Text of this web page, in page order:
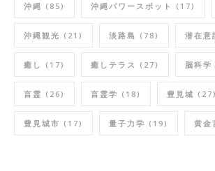
沖縄 (85) 沖縄パワースポット (17)
沖縄観光 (21) 淡路島 (78) 潜在意
癒し (17) 癒しテラス (27) 脳科学
言霊 (26) 言霊学 (18) 豊見城 (27)
豊見城市 (17) 量子力学 (19) 黄金